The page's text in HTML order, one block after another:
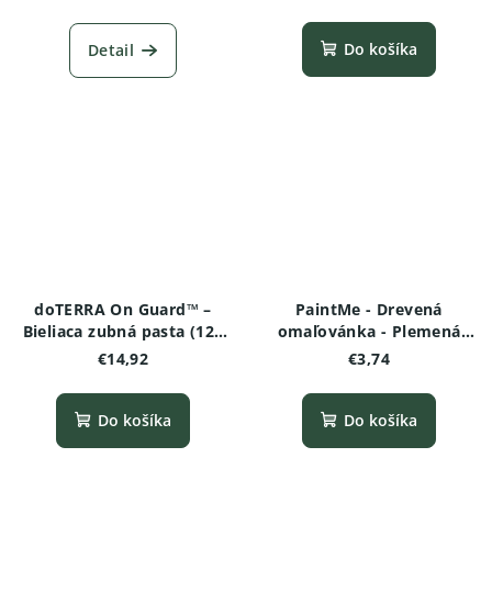
Detail Do košíka
doTERRA On Guard™ –
Bieliaca zubná pasta (125
g)
€14,92
Do košíka
PaintMe - Drevená
omaľovánka - Plemená
psov - Americký
€3,74
Do košíka